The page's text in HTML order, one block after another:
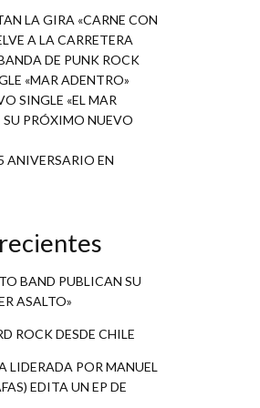
LA GIRA «CARNE CON
A LA CARRETERA
DE PUNK ROCK
«MAR ADENTRO»
SINGLE «EL MAR
PRÓXIMO NUEVO
ANIVERSARIO EN
BAND PUBLICAN SU
ASALTO»
ROCK DESDE CHILE
LIDERADA POR MANUEL
EDITA UN EP DE